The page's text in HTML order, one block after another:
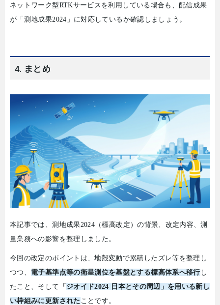
ネットワーク型RTKサービスを利用している場合も、配信成果
が「測地成果2024 」に対応しているか確認しましょう。
4. まとめ
本記事では、測地成果2024 （標高改定）の背景、改定内容、測
量業務への影響を整理しました。
今回の改定のポイントは、地殻変動で累積したズレ等を整理し
つつ、 電子基準点等の衛星測位を基盤とする標高体系へ移行し
たこと、そして
「ジオイド2024 日本とその周辺」を用いる新し
い枠組みに更新された ことです。